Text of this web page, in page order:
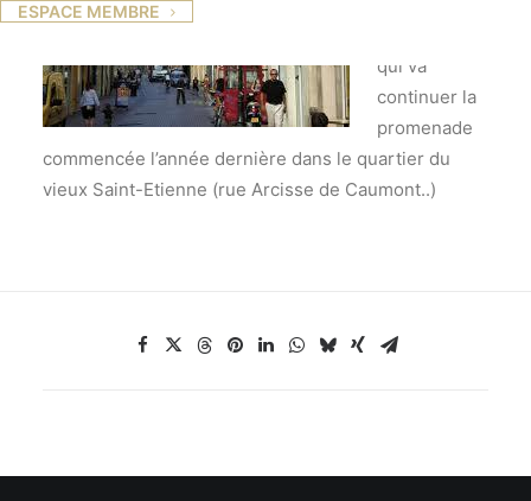
ESPACE MEMBRE
qui va
continuer la
promenade
commencée l’année dernière dans le quartier du
vieux Saint-Etienne (rue Arcisse de Caumont..)